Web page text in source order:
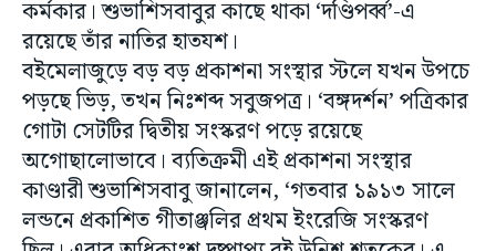
কর্মকার। শুভাশিসবাবুর কাছে থাকা ‘দণ্ডিপর্ব্ব’-এ
রয়েছে তাঁর নাতির হাতযশ।
বইমেলাজুড়ে বড় বড় প্রকাশনা সংস্থার স্টলে যখন উপচে
পড়ছে ভিড়, তখন নিঃশব্দ সবুজপত্র। ‘বঙ্গদর্শন’ পত্রিকার
গোটা সেটটির দ্বিতীয় সংস্করণ পড়ে রয়েছে
অগোছালোভাবে। ব্যতিক্রমী এই প্রকাশনা সংস্থার
কাণ্ডারী শুভাশিসবাবু জানালেন, ‘গতবার ১৯১৩ সালে
লন্ডনে প্রকাশিত গীতাঞ্জলির প্রথম ইংরেজি সংস্করণ